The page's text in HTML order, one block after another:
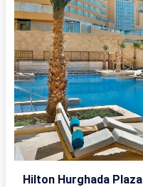
Hilton Hurghada Plaza